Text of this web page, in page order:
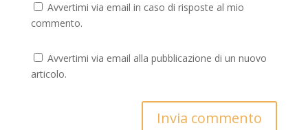
Avvertimi via email in caso di risposte al mio
commento.
Avvertimi via email alla pubblicazione di un nuovo
articolo.